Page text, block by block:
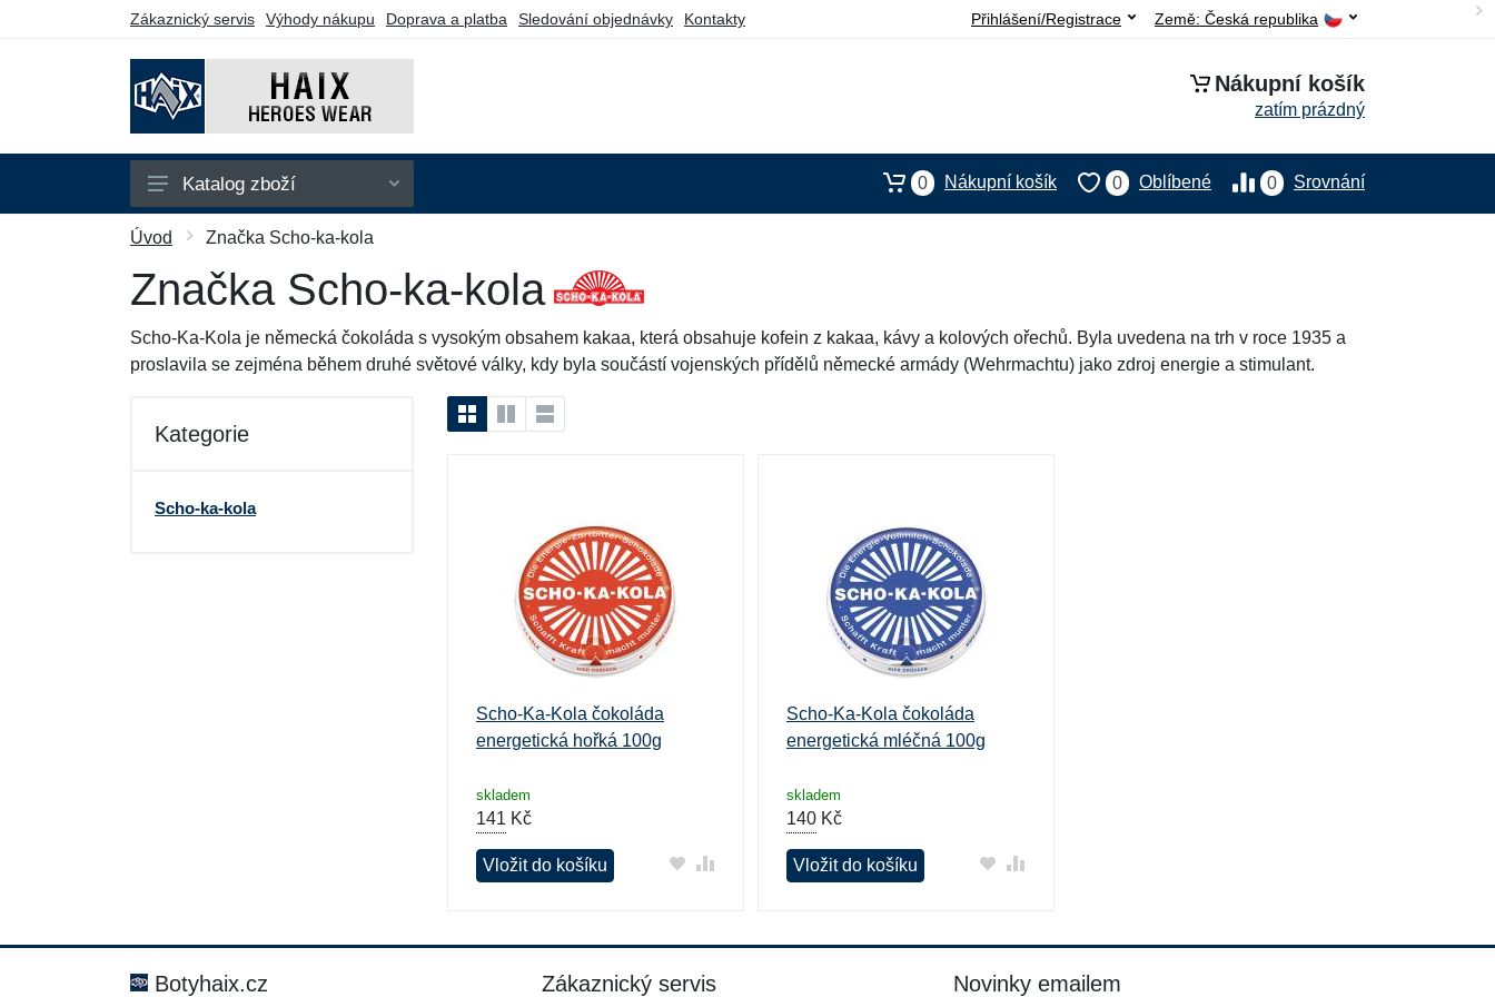
Zákaznický servis Výhody nákupu Doprava a platba Sledování objednávky Kontakty Země: Česká republika
Přihlášení/Registrace
Nákupní košík
zatím prázdný
Taktická obuv
Pracovní obuv
Doplňky
Výprodej
Katalog zboží 0 Srovnání
0 Oblíbené
0 Nákupní košík
Úvod Značka Scho-ka-kola
Značka Scho-ka-kola
Scho-Ka-Kola je německá čokoláda s vysokým obsahem kakaa, která obsahuje kofein z kakaa, kávy a kolových ořechů. Byla uvedena na trh v roce 1935 a
proslavila se zejména během druhé světové války, kdy byla součástí vojenských přídělů německé armády (Wehrmachtu) jako zdroj energie a stimulant.
Kategorie
Scho-ka-kola
Scho-Ka-Kola čokoláda
energetická hořká 100g
skladem
141 Kč
Vložit do košíku
Scho-Ka-Kola čokoláda
energetická mléčná 100g
skladem
140Kč
Vložit do košíku
Botyhaix.cz Zákaznický servis Novinky emailem